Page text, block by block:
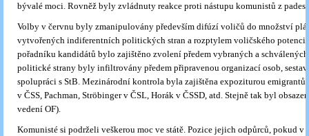
bývalé moci. Rovněž byly zvládnuty reakce proti nástupu komunistů z
Volby v červnu byly zmanipulovány především difúzí voličů do množství
vytvořených indiferentních politických stran a rozptylem voličského
pořadníku kandidátů bylo zajištěno zvolení předem vybraných a
politické strany byly infiltrovány předem připravenou organizací osob,
spolupráci s StB. Mezinárodní kontrola byla zajištěna expoziturou emigrantů
v ČSS, Pachman, Ströbinger v ČSL, Horák v ČSSD, atd. Stejně tak byl
vedení OF).
Komunisté si podrželi veškerou moc ve státě. Pozice jejich odpůrců, pokud v